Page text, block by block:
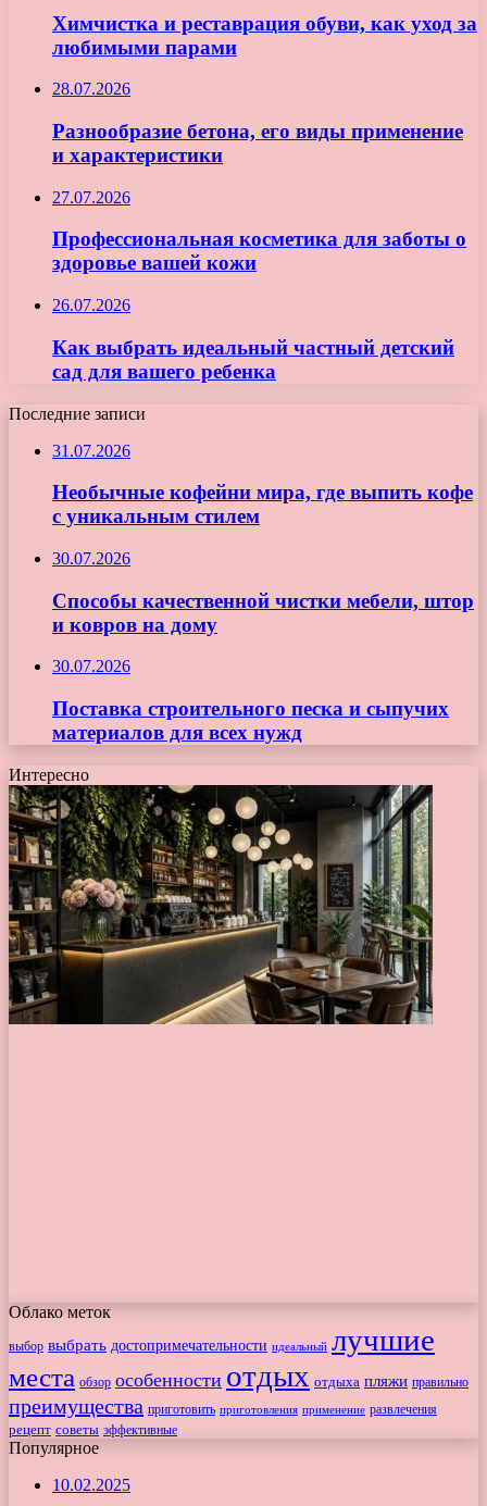
Химчистка и реставрация обуви, как уход за
любимыми парами
28.07.2026
Разнообразие бетона, его виды применение
и характеристики
27.07.2026
Профессиональная косметика для заботы о
здоровье вашей кожи
26.07.2026
Как выбрать идеальный частный детский
сад для вашего ребенка
Последние записи
31.07.2026
Необычные кофейни мира, где выпить кофе
с уникальным стилем
30.07.2026
Способы качественной чистки мебели, штор
и ковров на дому
30.07.2026
Поставка строительного песка и сыпучих
материалов для всех нужд
Интересно
Облако меток
выбор выбрать достопримечательности идеальный лучшие
места обзор особенности отдых отдыха пляжи правильно
преимущества приготовить приготовления применение развлечения
рецепт советы эффективные
Популярное
10.02.2025